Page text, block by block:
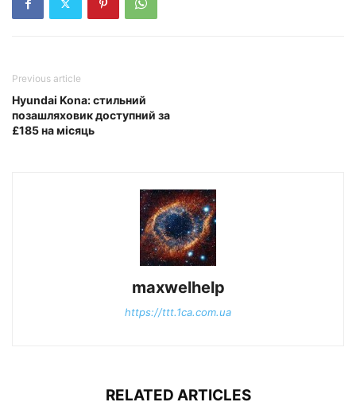
Previous article
Hyundai Kona: стильний
позашляховик доступний за
£185 на місяць
maxwelhelp
https://ttt.1ca.com.ua
RELATED ARTICLES